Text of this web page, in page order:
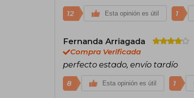
12 Esta opinión es útil 1
Fernanda Arriagada
Compra Verificada
perfecto estado, envío tardío
8 Esta opinión es útil 1